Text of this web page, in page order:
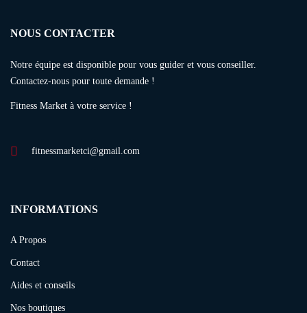
NOUS CONTACTER
Notre équipe est disponible pour vous guider et vous conseiller.
Contactez-nous pour toute demande !
Fitness Market à votre service !
fitnessmarketci@gmail.com
INFORMATIONS
A Propos
Contact
Aides et conseils
Nos boutiques